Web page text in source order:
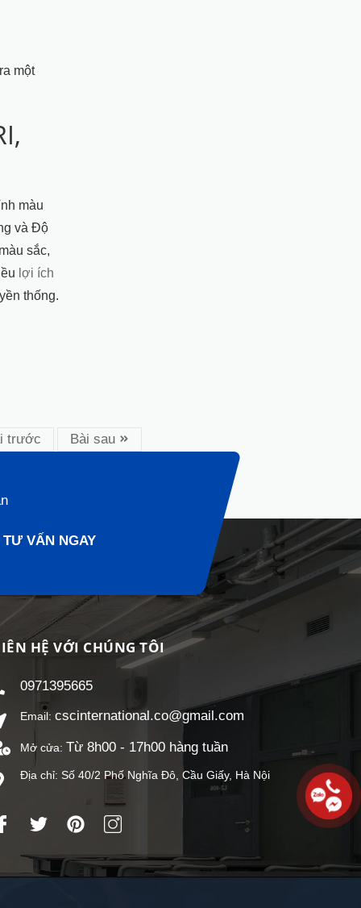
một
màu
và Độ
sắc,
lợi ích
thống.
trước Bài sau
TƯ VẤN NGAY
HỆ VỚI CHÚNG TÔI
0971395665
Email: cscinternational.co@gmail.com
Mở cửa: Từ 8h00 - 17h00 hàng tuần
Địa chỉ: Số 40/2 Phố Nghĩa Đô, Cầu Giấy, Hà Nội